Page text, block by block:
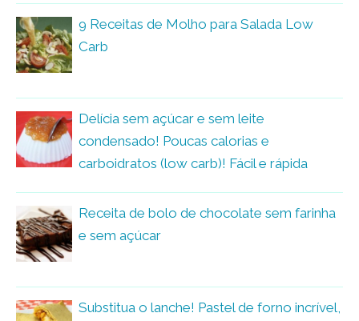
9 Receitas de Molho para Salada Low
Carb
Delícia sem açúcar e sem leite
condensado! Poucas calorias e
carboidratos (low carb)! Fácil e rápida
Receita de bolo de chocolate sem farinha
e sem açúcar
Substitua o lanche! Pastel de forno incrível,